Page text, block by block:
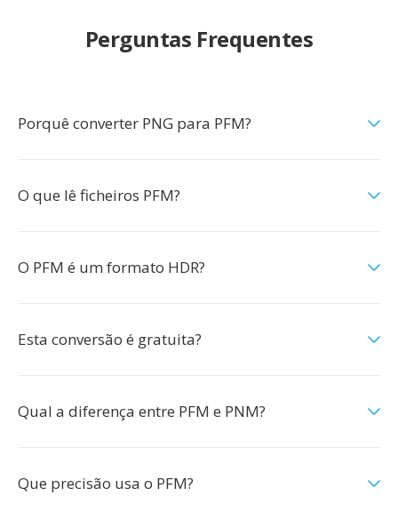
Perguntas Frequentes
Porquê converter PNG para PFM?
O que lê ficheiros PFM?
O PFM é um formato HDR?
Esta conversão é gratuita?
Qual a diferença entre PFM e PNM?
Que precisão usa o PFM?